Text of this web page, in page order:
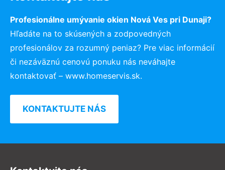
Profesionálne umývanie okien Nová Ves pri Dunaji?
Hľadáte na to skúsených a zodpovedných
profesionálov za rozumný peniaz? Pre viac informácií
či nezáväznú cenovú ponuku nás neváhajte
kontaktovať – www.homeservis.sk.
KONTAKTUJTE NÁS